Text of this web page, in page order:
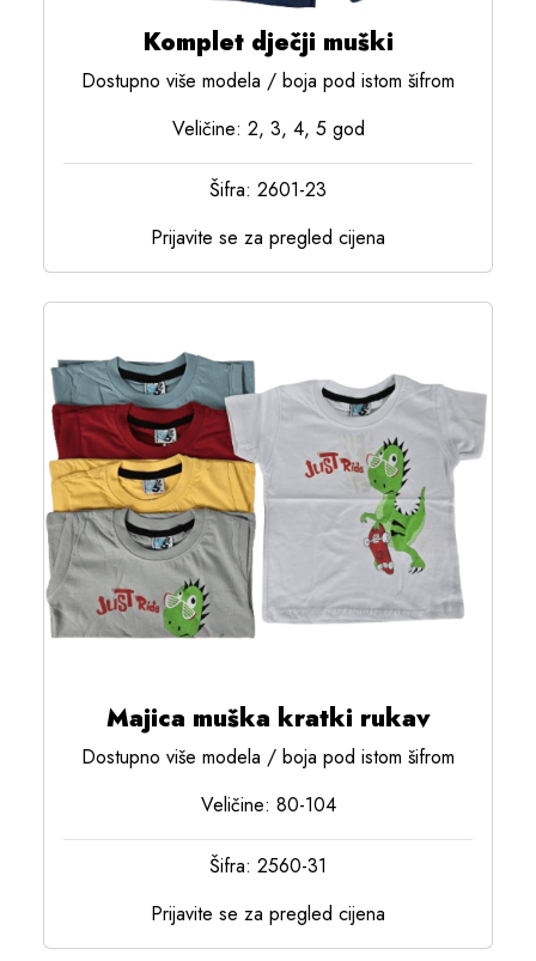
Komplet dječji muški
Dostupno više modela / boja pod istom šifrom
Veličine: 2, 3, 4, 5 god
Šifra: 2601-23
Prijavite se za pregled cijena
Majica muška kratki rukav
Dostupno više modela / boja pod istom šifrom
Veličine: 80-104
Šifra: 2560-31
Prijavite se za pregled cijena